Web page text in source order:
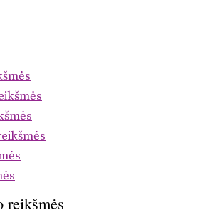
reikšmės